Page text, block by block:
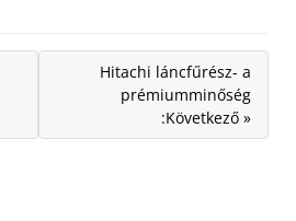
Hitachi láncfűrész- a
prémiumminőség
:Következő »